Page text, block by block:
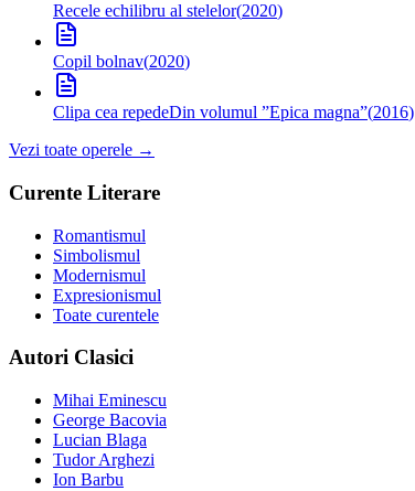
Recele echilibru al stelelor(2020)
Copil bolnav(2020)
Clipa cea repedeDin volumul ”Epica magna”(2016)
Vezi toate operele →
Curente Literare
Romantismul
Simbolismul
Modernismul
Expresionismul
Toate curentele
Autori Clasici
Mihai Eminescu
George Bacovia
Lucian Blaga
Tudor Arghezi
Ion Barbu